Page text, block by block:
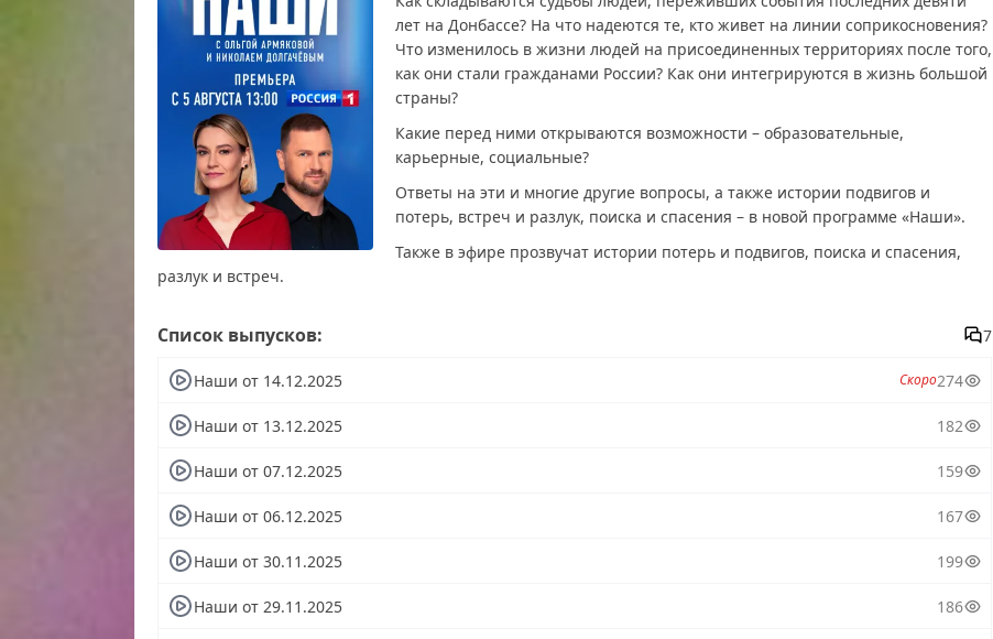
лет на Донбассе? На что надеются те, кто живет на линии соприкосновения?
Что изменилось в жизни людей на присоединенных территориях после того,
как они стали гражданами России? Как они интегрируются в жизнь большой
страны?
Какие перед ними открываются возможности – образовательные,
карьерные, социальные?
Ответы на эти и многие другие вопросы, а также истории подвигов и
потерь, встреч и разлук, поиска и спасения – в новой программе «Наши».
Также в эфире прозвучат истории потерь и подвигов, поиска и спасения,
разлук и встреч.
последний выпуск, Наши сегодня смотреть, Наши выпуск онлайн, Наши эфир, Наши прямо сейчас, Наши
интересное в Наши, Наши смотреть сегодня, смотреть онлайн Наши, ток шоу Наши, смотреть программу
Список выпусков: 7
Наши от 14.12.2025 Скоро274
Наши от 13.12.2025 182
Наши от 07.12.2025 159
Наши от 06.12.2025 167
Наши от 30.11.2025 199
Наши от 29.11.2025 186